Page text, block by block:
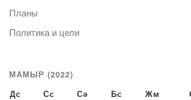
Планы
Политика и цели
МАМЫР (2022)
Дс Сс Сә Бс Жм